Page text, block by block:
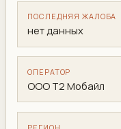
ПОСЛЕДНЯЯ ЖАЛОБА
нет данных
ОПЕРАТОР
ООО Т2 Мобайл